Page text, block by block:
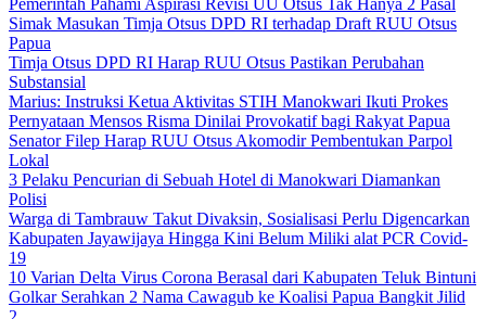
Pemerintah Pahami Aspirasi Revisi UU Otsus Tak Hanya 2 Pasal
Simak Masukan Timja Otsus DPD RI terhadap Draft RUU Otsus
Papua
Timja Otsus DPD RI Harap RUU Otsus Pastikan Perubahan
Substansial
Marius: Instruksi Ketua Aktivitas STIH Manokwari Ikuti Prokes
Pernyataan Mensos Risma Dinilai Provokatif bagi Rakyat Papua
Senator Filep Harap RUU Otsus Akomodir Pembentukan Parpol
Lokal
3 Pelaku Pencurian di Sebuah Hotel di Manokwari Diamankan
Polisi
Warga di Tambrauw Takut Divaksin, Sosialisasi Perlu Digencarkan
Kabupaten Jayawijaya Hingga Kini Belum Miliki alat PCR Covid-
19
10 Varian Delta Virus Corona Berasal dari Kabupaten Teluk Bintuni
Golkar Serahkan 2 Nama Cawagub ke Koalisi Papua Bangkit Jilid